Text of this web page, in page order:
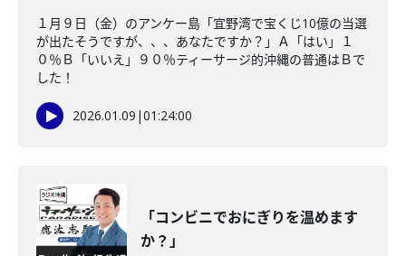
１月９日（金）のアンケー島「宜野湾で宝くじ10億の当選
が出たそうですが、、、あなたですか？」Ａ「はい」１
０％Ｂ「いいえ」９０％ティーサージ的沖縄の普通はＢで
した！
2026.01.09 |01:24:00
「コンビニでおにぎりを温めます
か？」